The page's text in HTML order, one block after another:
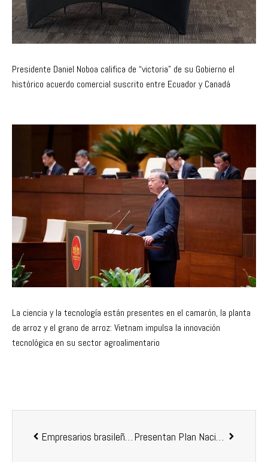
Presidente Daniel Noboa califica de “victoria” de su Gobierno el
histórico acuerdo comercial suscrito entre Ecuador y Canadá
La ciencia y la tecnología están presentes en el camarón, la planta
de arroz y el grano de arroz: Vietnam impulsa la innovación
tecnológica en su sector agroalimentario